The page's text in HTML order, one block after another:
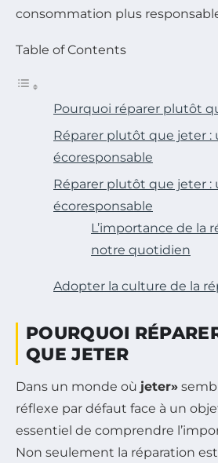
consommation plus
Table of Contents
Pourquoi réparer plutôt
Réparer plutôt que jeter :
écoresponsable
Réparer plutôt que jeter :
écoresponsable
L’importance de la
notre quotidien
Adopter la culture de la
POURQUOI
QUE JETER
Dans un monde où jeter»
réflexe par défaut face à un
essentiel de comprendre
Non seulement la réparation